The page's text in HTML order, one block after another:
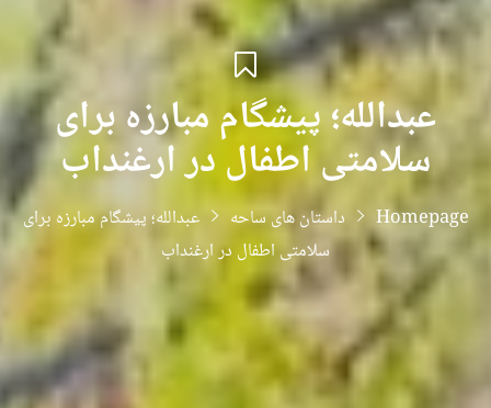
عبدالله؛ پیشگام مبارزه برای
سلامتی اطفال در ارغنداب
Homepage داستان های ساحه
عبدالله؛ پیشگام مبارزه برای
سلامتی اطفال در ارغنداب